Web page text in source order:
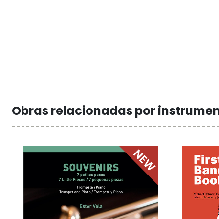
Obras relacionadas por